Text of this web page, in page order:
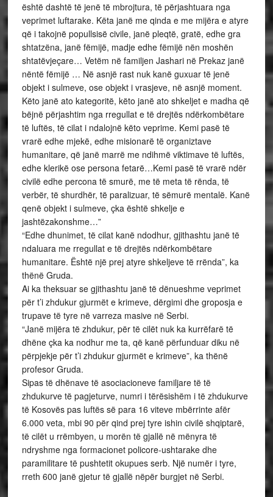
është dashtë të jenë të mbrojtura, të përjashtuara nga
veprimet luftarake. Këta janë me qinda e me mijëra e atyre
që i takojnë popullsisë civile, janë pleqtë, gratë, edhe gra
shtatzëna, janë fëmijë, madje edhe fëmijë nën moshën
shtatëvjeçare… Vetëm në familjen Jashari në Prekaz janë
nëntë fëmijë … Në asnjë rast nuk kanë guxuar të jenë
objekt i sulmeve, ose objekt i vrasjeve, në asnjë moment.
Këto janë ato kategoritë, këto janë ato shkeljet e madha që
bëjnë përjashtim nga rregullat e të drejtës ndërkombëtare
të luftës, të cilat i ndalojnë këto veprime. Kemi pasë të
vrarë edhe mjekë, edhe misionarë të organiztave
humanitare, që janë marrë me ndihmë viktimave të luftës,
edhe klerikë ose persona fetarë…Kemi pasë të vrarë ndër
civilë edhe percona të smurë, me të meta të rënda, të
verbër, të shurdhër, të paralizuar, të sëmurë mentalë. Kanë
qenë objekt i sulmeve, çka është shkelje e
jashtëzakonshme…”
“Edhe dhunimet, të cilat kanë ndodhur, gjithashtu janë të
ndaluara me rregullat e të drejtës ndërkombëtare
humanitare. Është një prej atyre shkeljeve të rrënda”, ka
thënë Gruda.
Ai ka theksuar se gjithashtu janë të dënueshme veprimet
për t’i zhdukur gjurmët e krimeve, dërgimi dhe groposja e
trupave të tyre në varreza masive në Serbi.
“Janë mijëra të zhdukur, për të cilët nuk ka kurrëfarë të
dhëne çka ka nodhur me ta, që kanë përfunduar diku në
përpjekje për t’i zhdukur gjurmët e krimeve”, ka thënë
profesor Gruda.
Sipas të dhënave të asociacioneve familjare të të
zhdukurve të pagjeturve, numri i tërësishëm i të zhdukurve
të Kosovës pas luftës së para 16 viteve mbërrinte afër
6.000 veta, mbi 90 për qind prej tyre ishin civilë shqiptarë,
të cilët u rrëmbyen, u morën të gjallë në mënyra të
ndryshme nga formacionet policore-ushtarake dhe
paramilitare të pushtetit okupues serb. Një numër i tyre,
rreth 600 janë gjetur të gjallë nëpër burgjet në Serbi.